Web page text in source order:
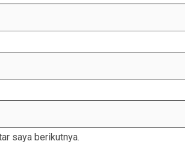
saya berikutnya.